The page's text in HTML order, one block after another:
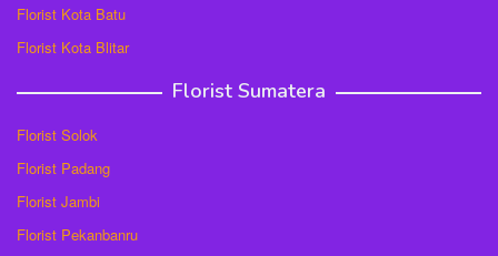
Florist Kota Batu
Florist Kota Blitar
Florist Sumatera
Florist Solok
Florist Padang
Florist Jambi
Florist Pekanbanru